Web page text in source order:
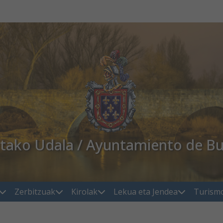
Udala / Ayuntamiento de
Zerbitzuak Kirolak Lekua eta Jendea